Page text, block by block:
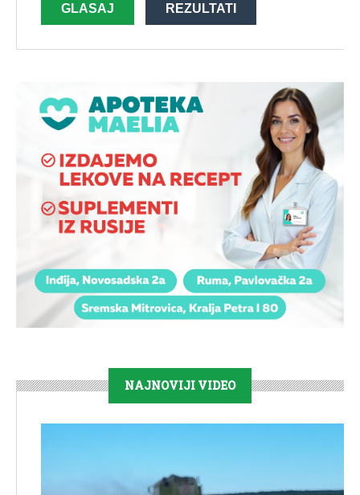
GLASAJ REZULTATI
NAJNOVIJI VIDEO